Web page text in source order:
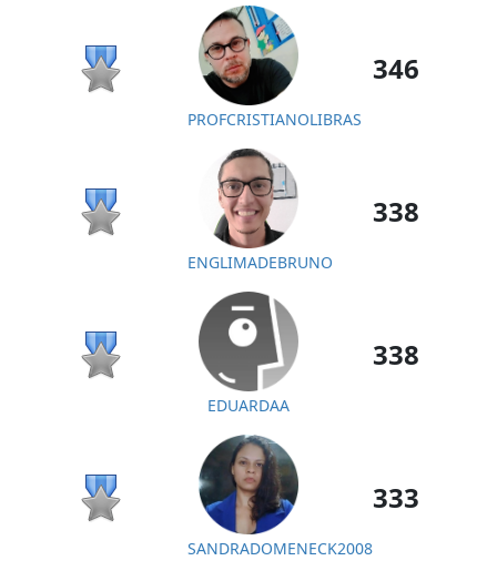
PROFCRISTIANOLIBRAS
346
ENGLIMADEBRUNO
338
EDUARDAA
338
SANDRADOMENECK2008
333